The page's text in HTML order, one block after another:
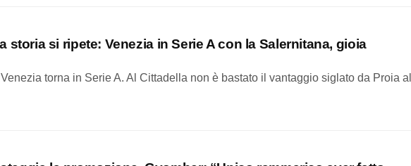
storia si ripete: Venezia in Serie A con la Salernitana, gioia
torna in Serie A. Al Cittadella non è bastato il vantaggio siglato da Proia al